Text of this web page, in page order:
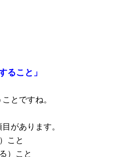
ること」
ことですね。
があります。
こと
）こと